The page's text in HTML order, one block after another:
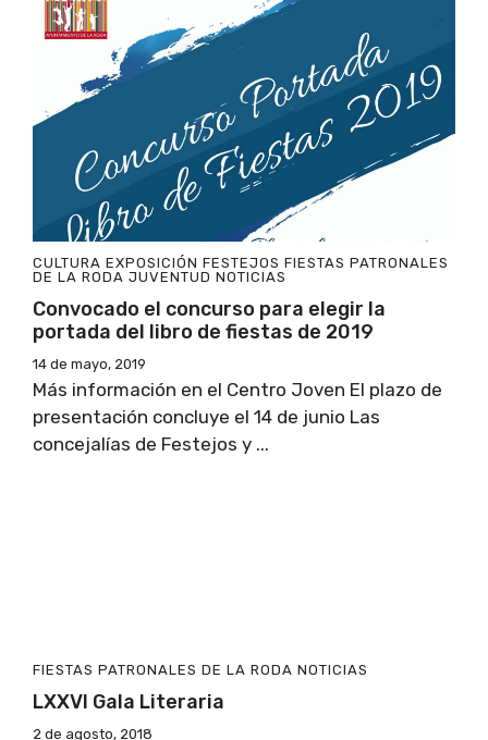
CULTURA EXPOSICIÓN FESTEJOS FIESTAS PATRONALES
DE LA RODA JUVENTUD NOTICIAS
Convocado el concurso para elegir la
portada del libro de fiestas de 2019
14 de mayo, 2019
Más información en el Centro Joven El plazo de
presentación concluye el 14 de junio Las
concejalías de Festejos y ...
FIESTAS PATRONALES DE LA RODA NOTICIAS
LXXVI Gala Literaria
2 de agosto, 2018